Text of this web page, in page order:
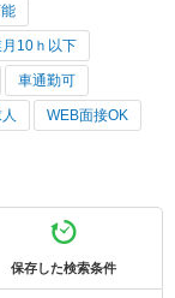
10ｈ以下
車通勤可
WEB面接OK
保存した検索条件